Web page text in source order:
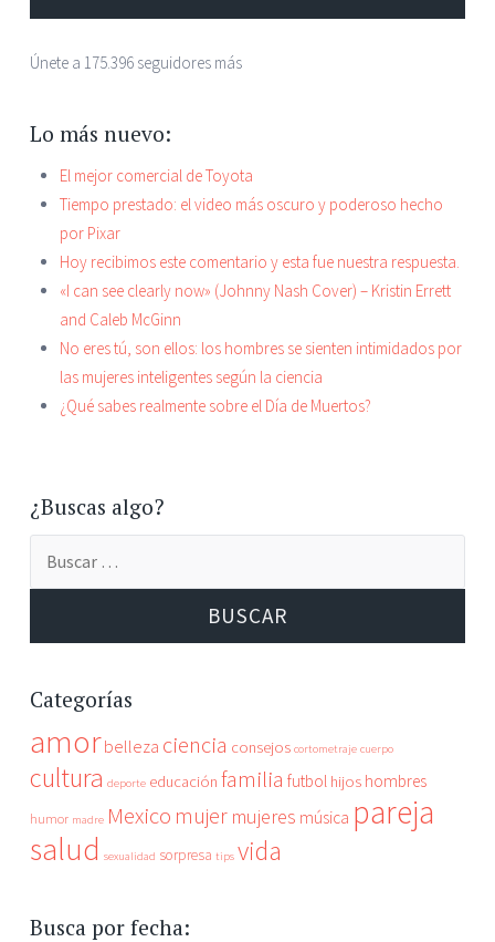
Únete a 175.396 seguidores más
Lo más nuevo:
El mejor comercial de Toyota
Tiempo prestado: el video más oscuro y poderoso hecho
por Pixar
Hoy recibimos este comentario y esta fue nuestra respuesta.
«I can see clearly now» (Johnny Nash Cover) – Kristin Errett
and Caleb McGinn
No eres tú, son ellos: los hombres se sienten intimidados por
las mujeres inteligentes según la ciencia
¿Qué sabes realmente sobre el Día de Muertos?
¿Buscas algo?
Categorías
amor belleza ciencia consejos cortometraje cuerpo
cultura deporte educación familia futbol hijos hombres
humor madre Mexico mujer mujeres música pareja
salud sexualidad sorpresa tips vida
Busca por fecha: